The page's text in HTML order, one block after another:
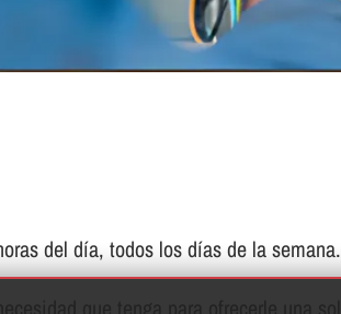
del dí­a, todos los dí­as de la semana.